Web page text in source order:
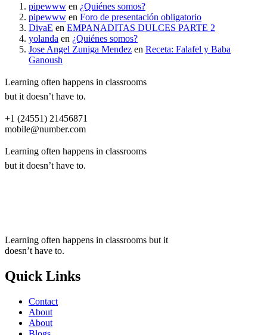
pipewww en ¿Quiénes somos?
pipewww en Foro de presentación obligatorio
DivaE en EMPANADITAS DULCES PARTE 2
yolanda en ¿Quiénes somos?
Jose Angel Zuniga Mendez en Receta: Falafel y Baba
Ganoush
Learning often happens in classrooms
but it doesn’t have to.
+1 (24551) 21456871
mobile@number.com
Learning often happens in classrooms
but it doesn’t have to.
Learning often happens in classrooms but it
doesn’t have to.
Quick Links
Contact
About
About